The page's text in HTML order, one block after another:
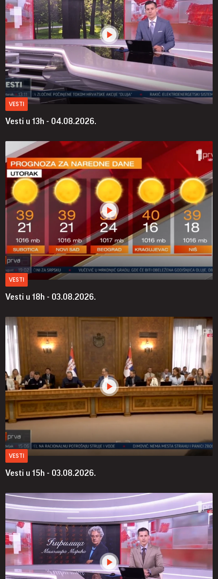
VESTI
Vesti u 13h - 04.08.2026.
VESTI
Vesti u 18h - 03.08.2026.
VESTI
Vesti u 15h - 03.08.2026.